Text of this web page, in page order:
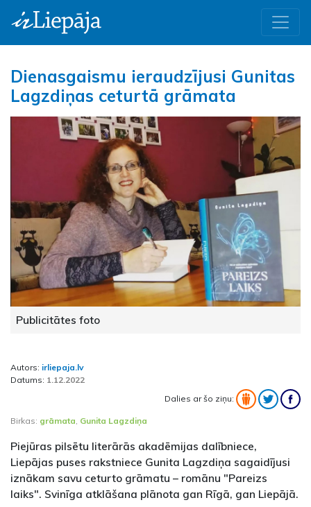
Dienasgaismu ieraudzījusi Gunitas
Lagzdiņas ceturtā grāmata
Publicitātes foto
Autors: irliepaja.lv
Datums: 1.12.2022
Dalies ar šo ziņu:
Birkas: grāmata, Gunita Lagzdiņa
Piejūras pilsētu literārās akadēmijas dalībniece,
Liepājas puses rakstniece Gunita Lagzdiņa sagaidījusi
iznākam savu ceturto grāmatu – romānu "Pareizs
laiks". Svinīga atklāšana plānota gan Rīgā, gan Liepājā.